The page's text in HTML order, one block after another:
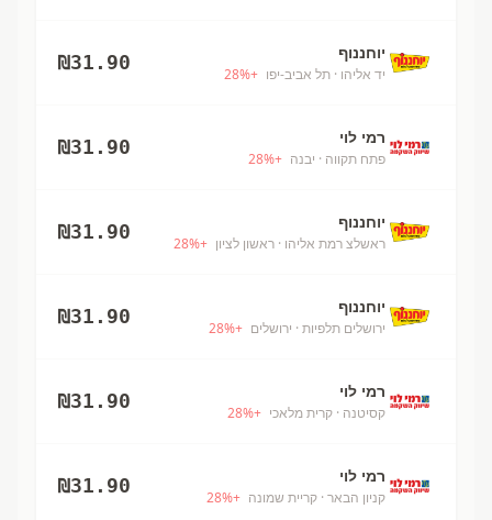
יוחננוף
יד אליהו · תל אביב-יפו +
28%
₪31.90
רמי לוי
פתח תקווה · יבנה +
28%
₪31.90
יוחננוף
ראשלצ רמת אליהו · ראשון לציון +
28%
₪31.90
יוחננוף
ירושלים תלפיות · ירושלים +
28%
₪31.90
רמי לוי
קסיטנה · קרית מלאכי +
28%
₪31.90
רמי לוי
קניון הבאר · קריית שמונה +
28%
₪31.90